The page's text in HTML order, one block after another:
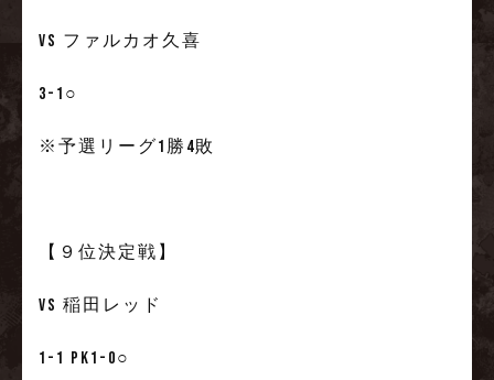
VS ファルカオ久喜
3-1○
※予選リーグ1勝4敗
【９位決定戦】
VS 稲田レッド
1-1 PK1-0○